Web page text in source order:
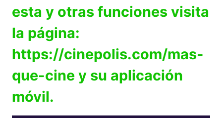
esta y otras funciones visita
la página:
https://cinepolis.com/mas-
que-cine y su aplicación
móvil.